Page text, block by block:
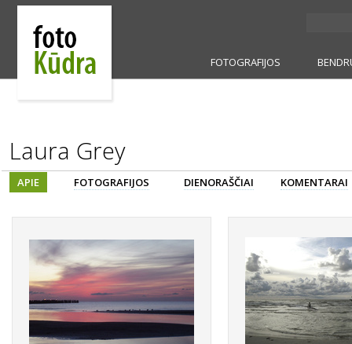
FOTOGRAFIJOS
Laura Grey
APIE FOTOGRAFIJOS DIENORAŠČIAI KOMENTARAI